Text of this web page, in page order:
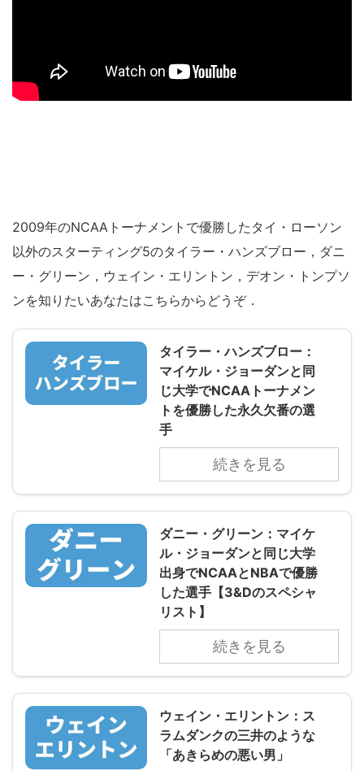
2009年のNCAAトーナメントで優勝したタイ・ローソン
以外のスターティング5のタイラー・ハンズブロー，ダニ
ー・グリーン，ウェイン・エリントン，デオン・トンプソ
ンを知りたいあなたはこちらからどうぞ．
タイラー・ハンズブロー：
マイケル・ジョーダンと同
じ大学でNCAAトーナメン
トを優勝した永久欠番の選
手
続きを見る
ダニー・グリーン：マイケ
ル・ジョーダンと同じ大学
出身でNCAAとNBAで優勝
した選手【3&Dのスペシャ
リスト】
続きを見る
ウェイン・エリントン：ス
ラムダンクの三井のような
「あきらめの悪い男」